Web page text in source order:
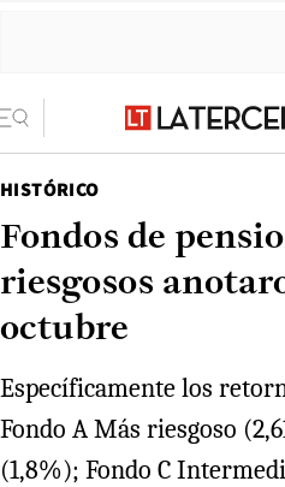
HISTÓRICO
Fondos de
riesgosos
octubre
Específicamente los
Fondo A Más riesgoso
(1,8%); Fondo C